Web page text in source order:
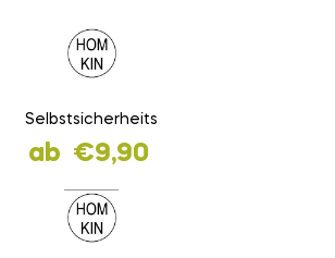
Selbstsicherheits
ab €9,90